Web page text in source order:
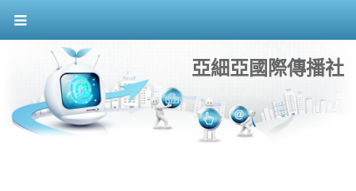
亞細亞國際傳播社